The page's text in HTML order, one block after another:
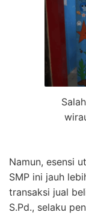
Namun, esensi
SMP ini jauh
transaksi jual
S.Pd., selaku